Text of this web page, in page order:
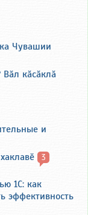
Чувашии
кӑсӑклӑ
и
3
1С: как
эффективность